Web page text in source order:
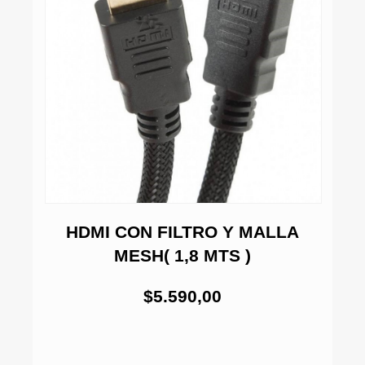
HDMI CON FILTRO Y MALLA
MESH( 1,8 MTS )
$5.590,00